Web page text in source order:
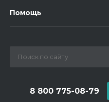
Помощь
8 800 775-08-79